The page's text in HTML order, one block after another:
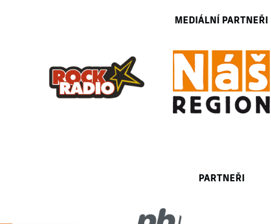
MEDIÁLNÍ PARTNEŘI
PARTNEŘI